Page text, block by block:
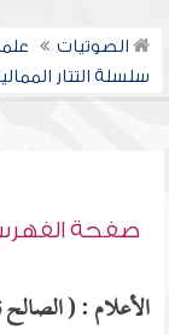
الصوتيات
سلسلة التتار
صفحة
الأعلام : (